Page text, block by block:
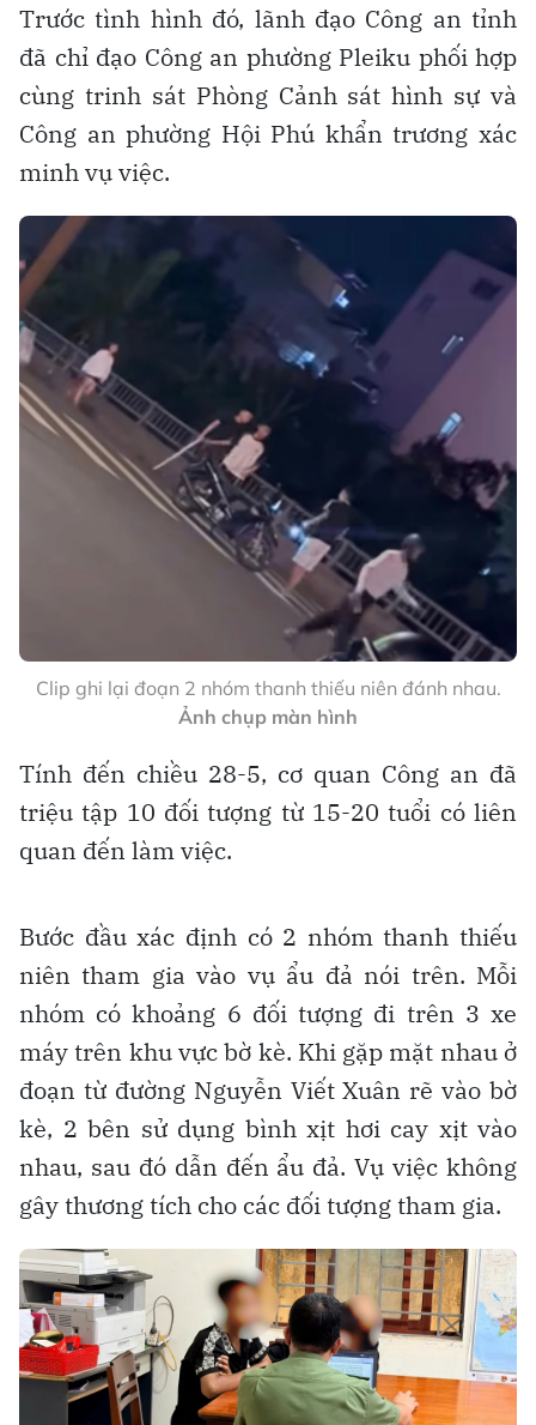
Trước tình hình đó, lãnh đạo Công an tỉnh
đã chỉ đạo Công an phường Pleiku phối hợp
cùng trinh sát Phòng Cảnh sát hình sự và
Công an phường Hội Phú khẩn trương xác
minh vụ việc.
Clip ghi lại đoạn 2 nhóm thanh thiếu niên đánh nhau.
Ảnh chụp màn hình
Tính đến chiều 28-5, cơ quan Công an đã
triệu tập 10 đối tượng từ 15-20 tuổi có liên
quan đến làm việc.
Bước đầu xác định có 2 nhóm thanh thiếu
niên tham gia vào vụ ẩu đả nói trên. Mỗi
nhóm có khoảng 6 đối tượng đi trên 3 xe
máy trên khu vực bờ kè. Khi gặp mặt nhau ở
đoạn từ đường Nguyễn Viết Xuân rẽ vào bờ
kè, 2 bên sử dụng bình xịt hơi cay xịt vào
nhau, sau đó dẫn đến ẩu đả. Vụ việc không
gây thương tích cho các đối tượng tham gia.